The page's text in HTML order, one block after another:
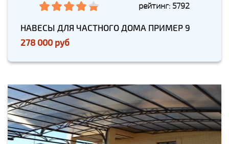
рейтинг: 5792
НАВЕСЫ ДЛЯ ЧАСТНОГО ДОМА ПРИМЕР 9
278 000 руб